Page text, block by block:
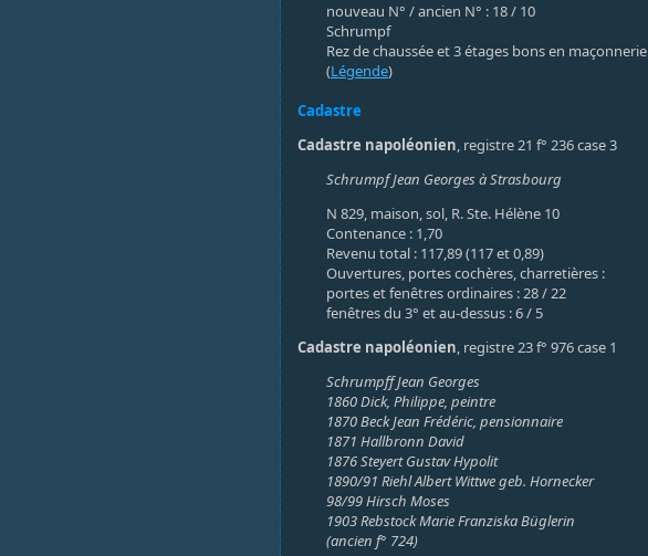
nouveau N° / ancien N° : 18 / 10
Schrumpf
Rez de chaussée et 3 étages bons en maçonnerie
(Légende)
Cadastre
Cadastre napoléonien, registre 21 f° 236 case 3
Schrumpf Jean Georges à Strasbourg
N 829, maison, sol, R. Ste. Hélène 10
Contenance : 1,70
Revenu total : 117,89 (117 et 0,89)
Ouvertures, portes cochères, charretières :
portes et fenêtres ordinaires : 28 / 22
fenêtres du 3° et au-dessus : 6 / 5
Cadastre napoléonien, registre 23 f° 976 case 1
Schrumpff Jean Georges
1860 Dick, Philippe, peintre
1870 Beck Jean Frédéric, pensionnaire
1871 Hallbronn David
1876 Steyert Gustav Hypolit
1890/91 Riehl Albert Wittwe geb. Hornecker
98/99 Hirsch Moses
1903 Rebstock Marie Franziska Büglerin
(ancien f° 724)